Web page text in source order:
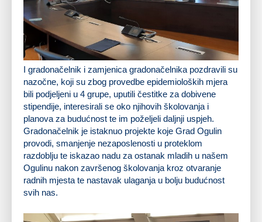
I gradonačelnik i zamjenica gradonačelnika pozdravili su
nazočne, koji su zbog provedbe epidemioloških mjera
bili podjeljeni u 4 grupe, uputili čestitke za dobivene
stipendije, interesirali se oko njihovih školovanja i
planova za budućnost te im poželjeli daljnji uspjeh.
Gradonačelnik je istaknuo projekte koje Grad Ogulin
provodi, smanjenje nezaposlenosti u proteklom
razdoblju te iskazao nadu za ostanak mladih u našem
Ogulinu nakon završenog školovanja kroz otvaranje
radnih mjesta te nastavak ulaganja u bolju budućnost
svih nas.